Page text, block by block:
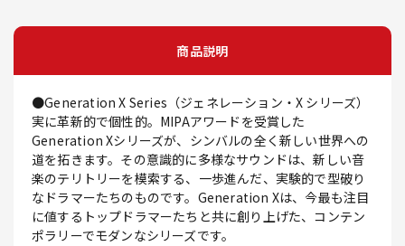
商品説明
●Generation X Series（ジェネレーション・X シリーズ）
実に革新的で個性的。MIPAアワードを受賞した
Generation Xシリーズが、シンバルの全く新しい世界への
道を拓きます。その意識的に多様なサウンドは、新しい音
楽のテリトリーを模索する、一歩進んだ、実験的で型破り
なドラマーたちのものです。Generation Xは、今最も注目
に値するトップドラマーたちと共に創り上げた、コンテン
ポラリーでモダンなシリーズです。